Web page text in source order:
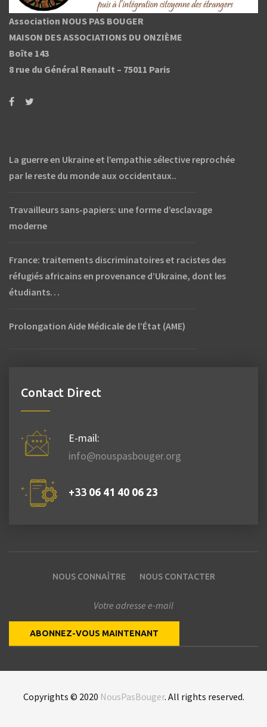
Association NOUS PAS BOUGER
MAISON DES ASSOCIATIONS DU ONZIÈME
Boîte 143
8 rue du Général Renault – 75011 Paris
La guerre en Ukraine et l’empathie sélective reprochée
par le reste du monde aux occidentaux..
Travailleurs sans-papiers: une forme d’esclavage
moderne
France: traitements discriminatoires et racistes des
réfugiés africains en provenance d’Ukraine, dont les
étudiants…
Prolongation Aide Médicale de l’État (AME)
Contact Direct
E-mail:
info@nouspasbouger.org
+33 06 41 40 06 23
NOUS CONNAÎTRE NOUS CONTACTER
Copyrights © 2020 NousPasBouger. All rights reserved.